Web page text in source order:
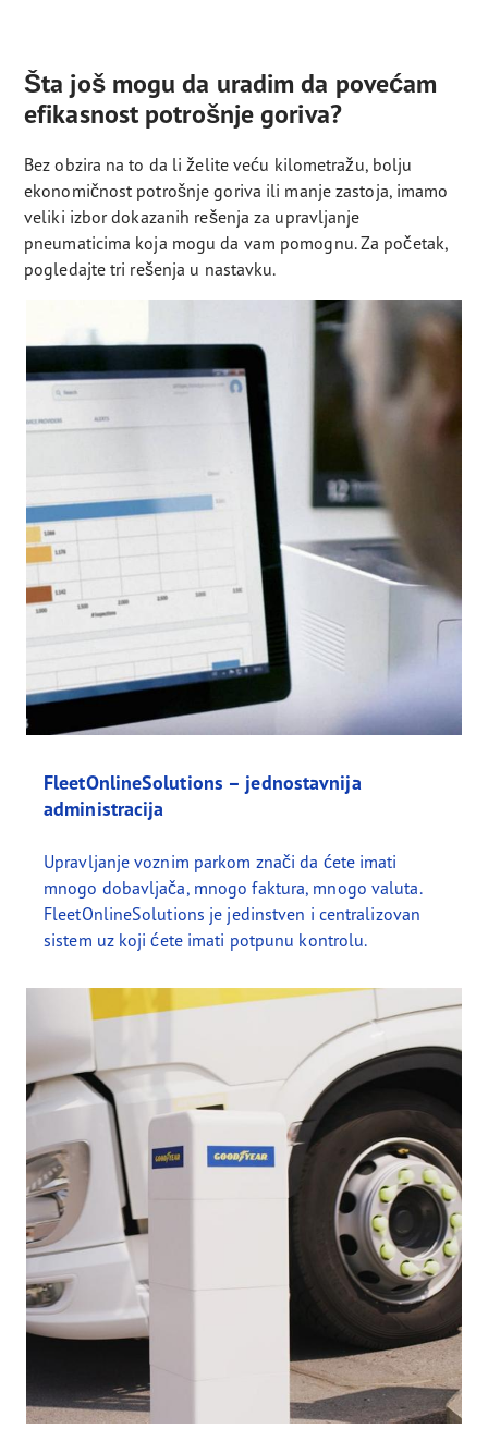
Šta još mogu da uradim da povećam
efikasnost potrošnje goriva?
Bez obzira na to da li želite veću kilometražu, bolju
ekonomičnost potrošnje goriva ili manje zastoja, imamo
veliki izbor dokazanih rešenja za upravljanje
pneumaticima koja mogu da vam pomognu. Za početak,
pogledajte tri rešenja u nastavku.
FleetOnlineSolutions – jednostavnija
administracija
Upravljanje voznim parkom znači da ćete imati
mnogo dobavljača, mnogo faktura, mnogo valuta.
FleetOnlineSolutions je jedinstven i centralizovan
sistem uz koji ćete imati potpunu kontrolu.